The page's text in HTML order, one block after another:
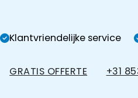
Klantvriendelijke service
GRATIS OFFERTE +31